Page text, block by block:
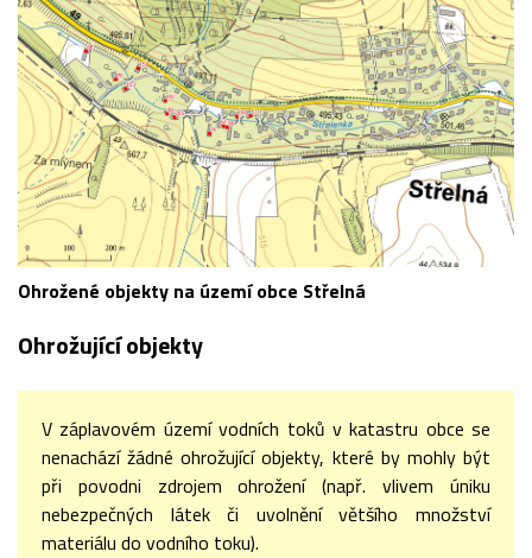
Ohrožené objekty na území obce Střelná
Ohrožující objekty
V záplavovém území vodních toků v katastru obce se
nenachází žádné ohrožující objekty, které by mohly být
při povodni zdrojem ohrožení (např. vlivem úniku
nebezpečných látek či uvolnění většího množství
materiálu do vodního toku).